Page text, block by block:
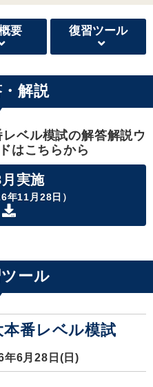
要 復習ツール
解説
ベル模試の解答解説ウ
はこちらから
実施
年11月28日）
ール
番レベル模試
年6月28日(日)